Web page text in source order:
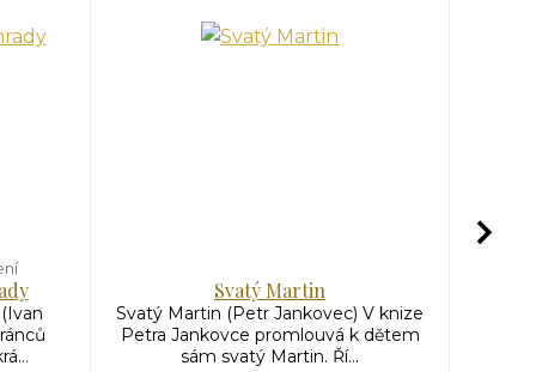
Svatý Martin
Svatý Martin (Petr Jankovec) V knize
Petra Jankovce promlouvá k dětem
sám svatý Martin. Ří...